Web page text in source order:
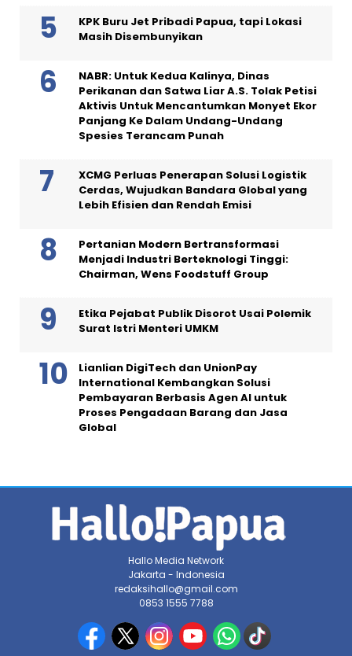
KPK Buru Jet Pribadi Papua, tapi Lokasi
Masih Disembunyikan
NABR: Untuk Kedua Kalinya, Dinas
Perikanan dan Satwa Liar A.S. Tolak Petisi
Aktivis Untuk Mencantumkan Monyet Ekor
Panjang Ke Dalam Undang-Undang
Spesies Terancam Punah
XCMG Perluas Penerapan Solusi Logistik
Cerdas, Wujudkan Bandara Global yang
Lebih Efisien dan Rendah Emisi
Pertanian Modern Bertransformasi
Menjadi Industri Berteknologi Tinggi:
Chairman, Wens Foodstuff Group
Etika Pejabat Publik Disorot Usai Polemik
Surat Istri Menteri UMKM
Lianlian DigiTech dan UnionPay
International Kembangkan Solusi
Pembayaran Berbasis Agen AI untuk
Proses Pengadaan Barang dan Jasa
Global
Hallo Media Network
Jakarta - Indonesia
redaksihallo@gmail.com
0853 1555 7788